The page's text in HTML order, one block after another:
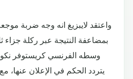
واعتقد لايبزيغ انه وجه ضربة
بمضاعفة النتيجة عبر ركلة جزاء
وسطه الفرنسي كريستوفر
يتردد الحكم في الإعلان عنها،